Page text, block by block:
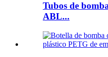
Tubos de
ABL...